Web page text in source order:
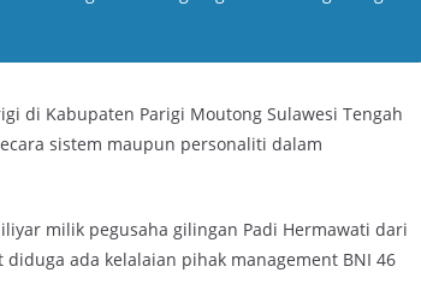
di Kabupaten Parigi Moutong Sulawesi Tengah
sistem maupun personaliti dalam
milik pegusaha gilingan Padi Hermawati dari
ada kelalaian pihak management BNI 46